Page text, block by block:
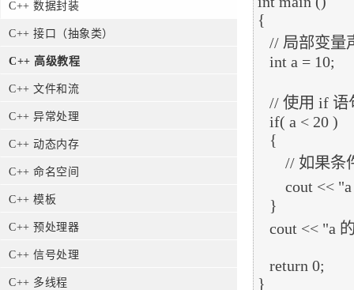
C++ 数据封装
C++ 接口（抽象类）
C++ 高级教程
C++ 文件和流
C++ 异常处理
C++ 动态内存
C++ 命名空间
C++ 模板
C++ 预处理器
C++ 信号处理
C++ 多线程
{